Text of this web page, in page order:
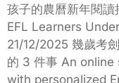
孩子的農曆新年閱
EFL Learners
21/12/2025 幾歲考
的 3 件事 An
with personalized